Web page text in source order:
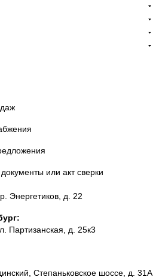
или акт сверки
Энергетиков, д. 22
Партизанская, д. 25к3
Степаньковское шоссе, д. 31А